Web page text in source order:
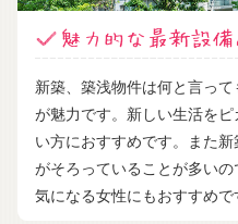
新築、築浅物件は何と言っ
が魅力です。新しい生活を
い方におすすめです。また
がそろっていることが多い
気になる女性にもおすすめで